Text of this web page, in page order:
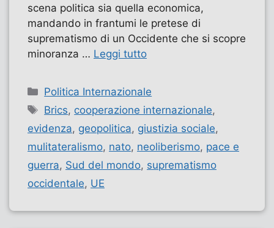
scena politica sia quella economica,
mandando in frantumi le pretese di
suprematismo di un Occidente che si scopre
minoranza … Leggi tutto
Categorie
Politica Internazionale
Tag
Brics, cooperazione internazionale,
evidenza, geopolitica, giustizia sociale,
mulitateralismo, nato, neoliberismo, pace e
guerra, Sud del mondo, suprematismo
occidentale, UE